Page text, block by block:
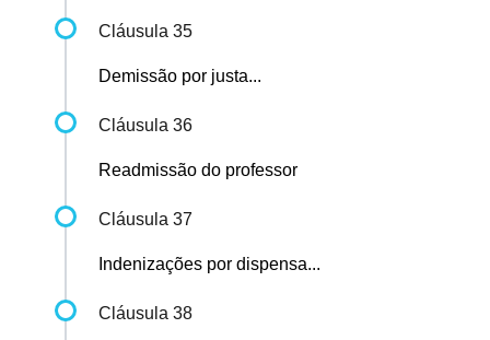
Cláusula 35
Demissão por justa...
Cláusula 36
Readmissão do professor
Cláusula 37
Indenizações por dispensa...
Cláusula 38